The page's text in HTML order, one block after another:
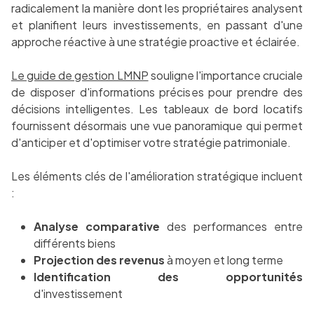
radicalement la manière dont les propriétaires analysent
et planifient leurs investissements, en passant d'une
approche réactive à une stratégie proactive et éclairée.
Le guide de gestion LMNPsouligne l'importance cruciale
de disposer d'informations précises pour prendre des
décisions intelligentes. Les tableaux de bord locatifs
fournissent désormais une vue panoramique qui permet
d'anticiper et d'optimiser votre stratégie patrimoniale.
Les éléments clés de l'amélioration stratégique incluent
:
Analyse comparative des performances entre
différents biens
Projection des revenusà moyen et long terme
Identification des opportunités
d'investissement